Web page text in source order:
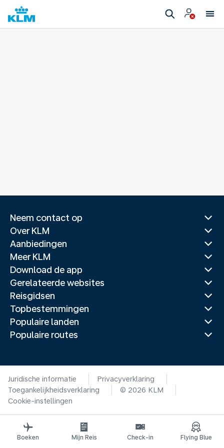
Neem contact op
Over KLM
Aanbiedingen
Meer KLM
Download de app
Gerelateerde websites
Reisgidsen
Topbestemmingen
Populaire landen
Populaire routes
Juridische informatie
Privacyverklaring
Toegankelijkheidsverklaring
© 2026 KLM
Cookie-instellingen
Boeken Mijn Reis Check-in Flying Blue